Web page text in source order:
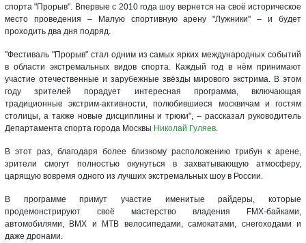
спорта "Прорыв". Впервые с 2010 года шоу вернется на своё историческое
место проведения – Малую спортивную арену "Лужники" – и будет
проходить два дня подряд.
"Фестиваль "Прорыв" стал одним из самых ярких международных событий
в области экстремальных видов спорта. Каждый год в нём принимают
участие отечественные и зарубежные звёзды мирового экстрима. В этом
году зрителей порадует интересная программа, включающая
традиционные экстрим-активности, полюбившиеся москвичам и гостям
столицы, а также новые дисциплины и трюки", – рассказал руководитель
Департамента спорта города Москвы Николай Гуляев.
В этот раз, благодаря более близкому расположению трибун к арене,
зрители смогут полностью окунуться в захватывающую атмосферу,
царящую вовремя одного из лучших экстремальных шоу в России.
В программе примут участие именитые райдеры, которые
продемонстрируют своё мастерство владения FMX-байками,
автомобилями, BMX и MTB велосипедами, самокатами, снегоходами и
даже дронами.